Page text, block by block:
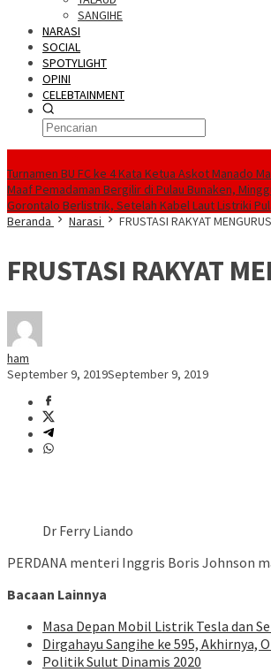
SANGIHE
NARASI
SOCIAL
SPOTYLIGHT
OPINI
CELEBTAINMENT
Turnamen BU FC ke 4 Kata Ketua Askot Manado
Maaf Pemadaman Bergilir di Pulau Bunaken,
Gorontalo Berlistrik, Setelah Kabel Laut Listriki
Beranda
Narasi FRUSTASI RAKYAT
FRUSTASI RAKYAT
ham
September 9, 2019September 9, 2019
Dr Ferry Liando
PERDANA menteri Inggris Boris Johnson
Bacaan Lainnya
Masa Depan Mobil Listrik Tesla dan
Dirgahayu Sangihe ke 595, Akhirnya,
Politik Sulut Dinamis 2020